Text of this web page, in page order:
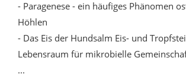
- Paragenese - ein häufiges Phänomen
Höhlen
- Das Eis der Hundsalm Eis- und
Lebensraum für mikrobielle
...